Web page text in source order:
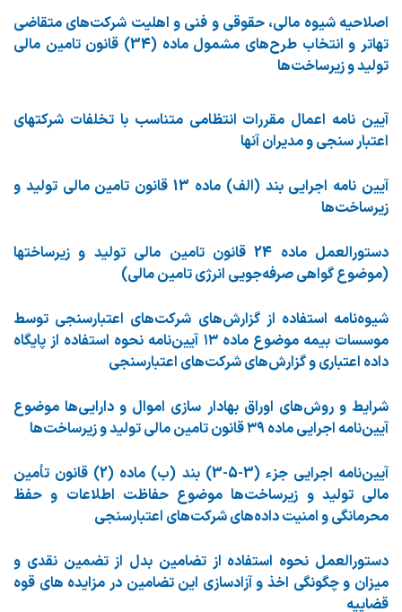
اصلاحیه شیوه مالی، حقوقی و فنی و اهلیت شرکت‌های متقاضی
تهاتر و انتخاب طرح‌های مشمول ماده (34) قانون تامین مالی
تولید و زیرساخت‌ها
آیین نامه اعمال مقررات انتظامی متناسب با تخلفات شرکتهای
اعتبار سنجی و مدیران آنها
آیین نامه اجرایی بند (الف) ماده 13 قانون تامین مالی تولید و
زیرساخت‌ها
دستورالعمل ماده 24 قانون تامین مالی تولید و زیرساختها
(موضوع گواهی صرفه‌جویی انرژی تامین مالی)
شیوه‌نامه استفاده از گزارش‌های شرکت‌های اعتبارسنجی توسط
موسسات بیمه موضوع ماده ۱۳ آیین‌نامه نحوه استفاده از پایگاه
داده اعتباری و گزارش‌های شرکت‌های اعتبارسنجی
شرایط و روش‌های اوراق بهادار سازی اموال و دارایی‌ها موضوع
آیین‌نامه اجرایی ماده ۳۹ قانون تامین مالی تولید و زیرساخت‌ها
آیین‌نامه اجرایی جزء (3-5-3) بند (ب) ماده (2) قانون تأمین
مالی تولید و زیرساخت‌ها موضوع حفاظت اطلاعات و حفظ
محرمانگی و امنیت داده‌های شرکت‌های اعتبارسنجی
دستورالعمل نحوه استفاده از تضامین بدل از تضمین نقدی و
میزان و چگونگی اخذ و آزادسازی این تضامین در مزایده های قوه
قضاییه